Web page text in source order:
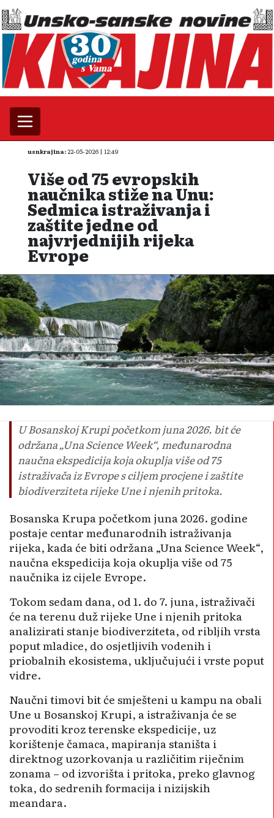
usnkrajina: 22-05-2026 | 12:49
Više od 75 evropskih
naučnika stiže na Unu:
Sedmica istraživanja i
zaštite jedne od
najvrjednijih rijeka
Evrope
U Bosanskoj Krupi početkom juna 2026. bit će
održana „Una Science Week“, međunarodna
naučna ekspedicija koja okuplja više od 75
istraživača iz Evrope s ciljem procjene i zaštite
biodiverziteta rijeke Une i njenih pritoka.
Bosanska Krupa početkom juna 2026. godine
postaje centar međunarodnih istraživanja
rijeka, kada će biti održana „Una Science Week“,
naučna ekspedicija koja okuplja više od 75
naučnika iz cijele Evrope.
Tokom sedam dana, od 1. do 7. juna, istraživači
će na terenu duž rijeke Une i njenih pritoka
analizirati stanje biodiverziteta, od ribljih vrsta
poput mladice, do osjetljivih vodenih i
priobalnih ekosistema, uključujući i vrste poput
vidre.
Naučni timovi bit će smješteni u kampu na obali
Une u Bosanskoj Krupi, a istraživanja će se
provoditi kroz terenske ekspedicije, uz
korištenje čamaca, mapiranja staništa i
direktnog uzorkovanja u različitim riječnim
zonama – od izvorišta i pritoka, preko glavnog
toka, do sedrenih formacija i nizijskih
meandara.